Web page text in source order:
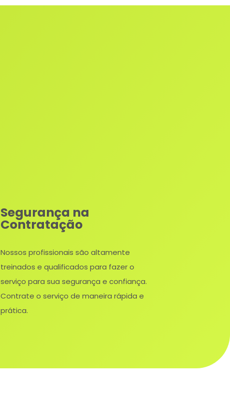
Segurança na
Contratação
Nossos profissionais são altamente
treinados e qualificados para fazer o
serviço para sua segurança e confiança.
Contrate o serviço de maneira rápida e
prática.